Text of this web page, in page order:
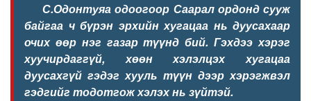
С.Одонтуяа одоогоор Саарал ордонд сууж
байгаа ч бүрэн эрхийн хугацаа нь дуусахаар
очих өөр нэг газар түүнд бий. Гэхдээ хэрэг
хуучирдаггүй, хөөн хэлэлцэх хугацаа
дуусахгүй гэдэг хууль түүн дээр хэрэгжвэл
гэдгийг тодотгож хэлэх нь зүйтэй.